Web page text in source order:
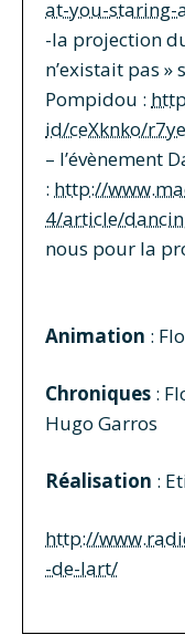
at-you-staring-
-la projection
n’existait pas »
Pompidou :
id/ceXknko/
– l’évènement
: http://
4/article/
nous pour la
Animation :
Chroniques :
Hugo Garros
Réalisation :
http://
-de-lart/